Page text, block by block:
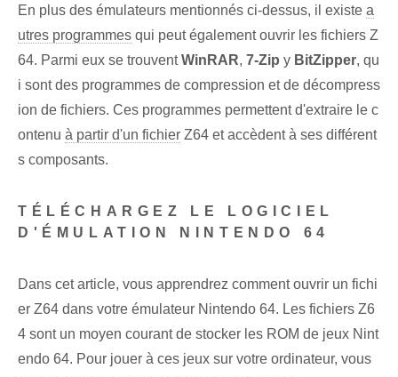
En plus des émulateurs mentionnés ci-dessus, il existe a
utres programmes qui peut également ouvrir les fichiers Z
64. ⁣Parmi eux se trouventWinRAR,⁢ 7-Zip y BitZipper, qu
i sont des programmes de compression et de décompress
ion⁢ de fichiers. Ces ⁤programmes ⁢permettent ⁣d'extraire le ‌c
ontenu à partir d'un fichier ⁤Z64 et ⁤accèdent à ses différent
s composants.
TÉLÉCHARGEZ LE LOGICIEL
D'ÉMULATION NINTENDO 64
Dans cet article, vous apprendrez comment ouvrir un fichi
er Z64 dans votre émulateur Nintendo 64. Les fichiers Z6
4 sont un moyen courant de stocker les ROM de jeux Nint
endo 64. Pour jouer à ces jeux sur votre ordinateur, vous